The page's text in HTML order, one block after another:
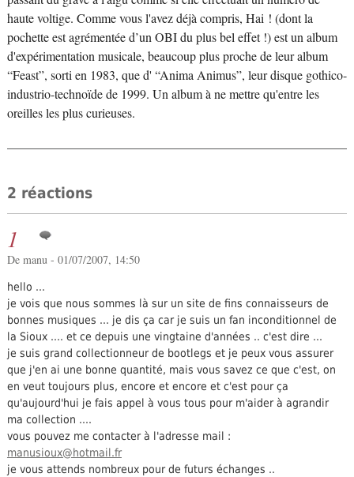
haute voltige. Comme vous l'avez déjà compris, Hai ! (dont la
pochette est agrémentée d’un OBI du plus bel effet !) est un album
d'expérimentation musicale, beaucoup plus proche de leur album
“Feast”, sorti en 1983, que d' “Anima Animus”, leur disque gothico-
industrio-technoïde de 1999. Un album à ne mettre qu'entre les
oreilles les plus curieuses.
2 réactions
1
De manu - 01/07/2007, 14:50
hello ...
je vois que nous sommes là sur un site de fins connaisseurs de
bonnes musiques ... je dis ça car je suis un fan inconditionnel de
la Sioux .... et ce depuis une vingtaine d'années .. c'est dire ...
je suis grand collectionneur de bootlegs et je peux vous assurer
que j'en ai une bonne quantité, mais vous savez ce que c'est, on
en veut toujours plus, encore et encore et c'est pour ça
qu'aujourd'hui je fais appel à vous tous pour m'aider à agrandir
ma collection ....
vous pouvez me contacter à l'adresse mail :
manusioux@hotmail.fr
je vous attends nombreux pour de futurs échanges ..